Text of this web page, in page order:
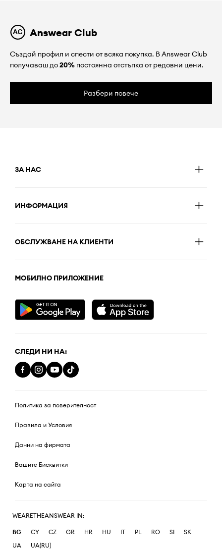
Answear Club
Създай профил и спести от всяка покупка. В Answear Club
получаваш до20% постоянна отстъпка от редовни цени.
Разбери повече
ЗА НАС
ИНФОРМАЦИЯ
ОБСЛУЖВАНЕ НА КЛИЕНТИ
МОБИЛНО ПРИЛОЖЕНИЕ
СЛЕДИ НИ НА:
Политика за поверителност
Правила и Условия
Данни на фирмата
Вашите Бисквитки
Карта на сайта
WEARETHEANSWEAR IN:
BG CY CZ GR HR HU IT PL RO SI
SK
UA
UA(RU)